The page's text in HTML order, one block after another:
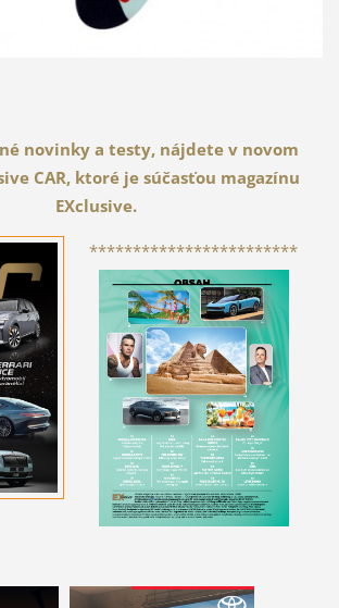
novinky a testy, nájdete v novom
CAR, ktoré je súčasťou magazínu
EXclusive.
************************